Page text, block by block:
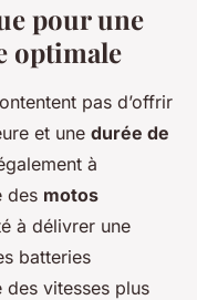
pour une
optimale
pas d’offrir
et une durée de
à
des motos
à délivrer une
batteries
des vitesses plus